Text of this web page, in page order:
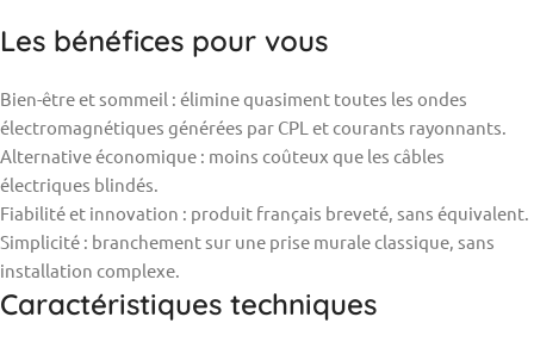
Les bénéfices pour vous
Bien-être et sommeil : élimine quasiment toutes les ondes
électromagnétiques générées par CPL et courants rayonnants.
Alternative économique : moins coûteux que les câbles
électriques blindés.
Fiabilité et innovation : produit français breveté, sans équivalent.
Simplicité : branchement sur une prise murale classique, sans
installation complexe.
Caractéristiques techniques